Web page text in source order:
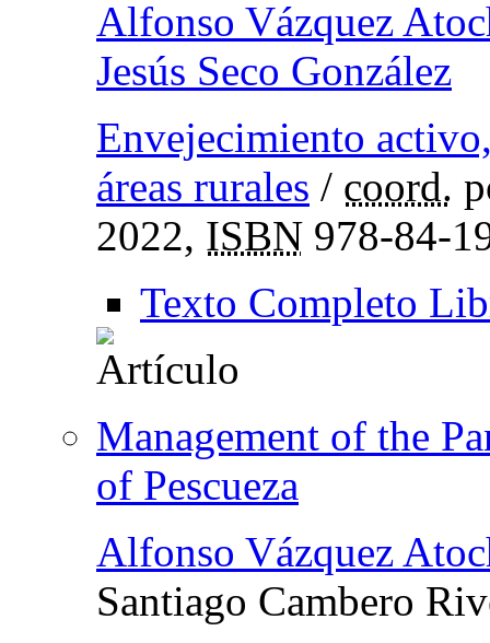
Alfonso Vázquez
Jesús Seco González
Envejecimiento
áreas rurales / coord.
2022, ISBN 978-84-
Texto Completo
Management of the
of Pescueza
Alfonso Vázquez
Santiago Cambero